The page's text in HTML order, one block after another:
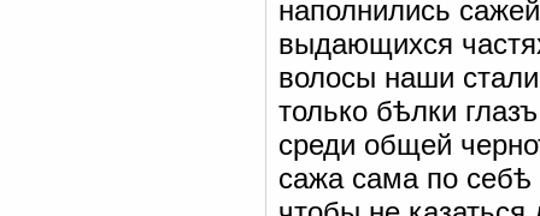
наполнились
выдающихся
волосы наши
только бѣлки
среди общей
сажа сама по